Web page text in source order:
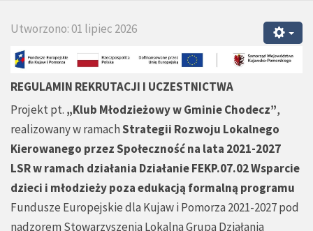
Utworzono: 01 lipiec 2026
REGULAMIN REKRUTACJI I UCZESTNICTWA
Projekt pt. „Klub Młodzieżowy w Gminie Chodecz”,
realizowany w ramachStrategii Rozwoju Lokalnego
Kierowanego przez Społeczność na lata 2021-2027
LSR w ramach działania Działanie FEKP.07.02 Wsparcie
dzieci i młodzieży poza edukacją formalną programu
Fundusze Europejskie dla Kujaw i Pomorza 2021-2027 pod
nadzorem Stowarzyszenia Lokalna Grupa Działania